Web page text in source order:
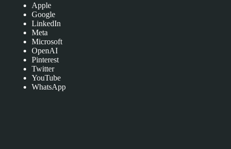
Apple
Google
LinkedIn
Meta
Microsoft
OpenAI
Pinterest
Twitter
YouTube
WhatsApp